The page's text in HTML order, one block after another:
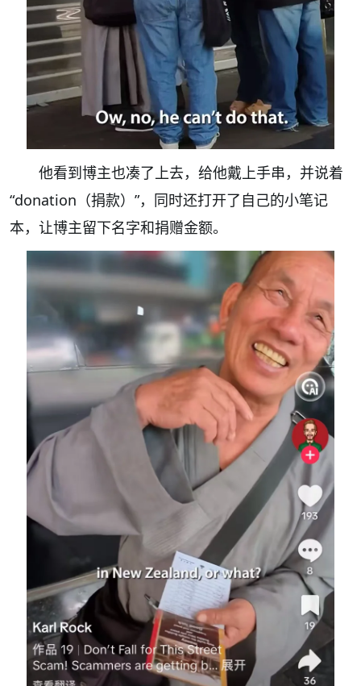
他看到博主也凑了上去，给他戴上手串，并说着
“donation（捐款）”，同时还打开了自己的小笔记
本，让博主留下名字和捐赠金额。